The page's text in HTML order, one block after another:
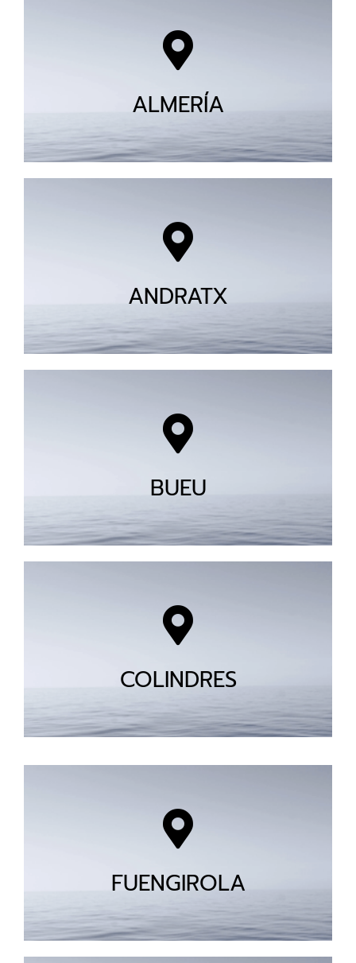
ALMERÍA
ANDRATX
BUEU
COLINDRES
FUENGIROLA